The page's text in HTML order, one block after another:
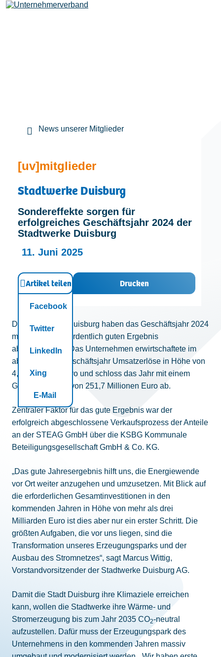
[uv]campus | Seminare
News & Termine
Verband
Kontakt
News unserer Mitglieder
[uv]mitglieder
Stadtwerke Duisburg
Sondereffekte sorgen für
erfolgreiches Geschäftsjahr 2024 der
Stadtwerke Duisburg
11. Juni 2025
Artikel teilen
Facebook
Twitter
LinkedIn
Xing
E-Mail
Drucken
Die Stadtwerke Duisburg haben das Geschäftsjahr 2024
mit einem außerordentlich guten Ergebnis
abgeschlossen. Das Unternehmen erwirtschaftete im
abgelaufenen Geschäftsjahr Umsatzerlöse in Höhe von
4,1 Milliarden Euro und schloss das Jahr mit einem
Gewinn in Höhe von 251,7 Millionen Euro ab.
Zentraler Faktor für das gute Ergebnis war der
erfolgreich abgeschlossene Verkaufsprozess der Anteile
an der STEAG GmbH über die KSBG Kommunale
Beteiligungsgesellschaft GmbH & Co. KG.
„Das gute Jahresergebnis hilft uns, die Energiewende
vor Ort weiter anzugehen und umzusetzen. Mit Blick auf
die erforderlichen Gesamtinvestitionen in den
kommenden Jahren in Höhe von mehr als drei
Milliarden Euro ist dies aber nur ein erster Schritt. Die
größten Aufgaben, die vor uns liegen, sind die
Transformation unseres Erzeugungsparks und der
Ausbau des Stromnetzes“, sagt Marcus Wittig,
Vorstandvorsitzender der Stadtwerke Duisburg AG.
Damit die Stadt Duisburg ihre Klimaziele erreichen
kann, wollen die Stadtwerke ihre Wärme- und
Stromerzeugung bis zum Jahr 2035 CO2-neutral
aufzustellen. Dafür muss der Erzeugungspark des
Unternehmens in den kommenden Jahren massiv